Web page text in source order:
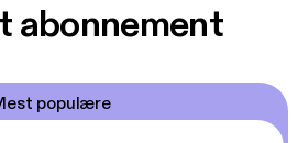
abonnement
populære